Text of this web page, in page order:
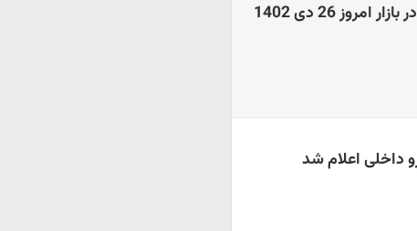
26 دی 1402
داخلی اعلام شد